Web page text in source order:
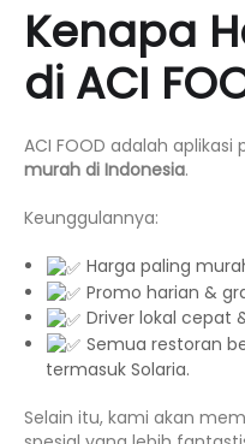
Kenapa
di ACI
ACI FOOD adalah
murah di Indonesia.
Keunggulannya:
Harga paling
Promo harian &
Driver lokal cepat
Semua restoran
termasuk Solaria.
Selain itu, kami akan